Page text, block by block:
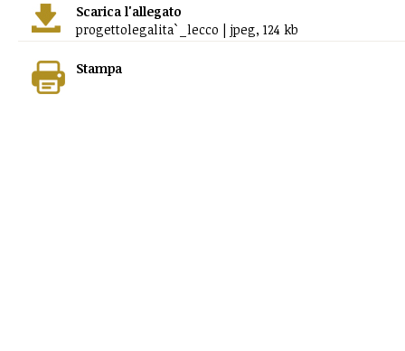
Scarica l'allegato
progettolegalita`_lecco | jpeg, 124 kb
Stampa